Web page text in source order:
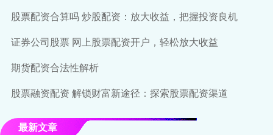
股票配资合算吗 炒股配资：放大收益，把握投资良机
证券公司股票 网上股票配资开户，轻松放大收益
期货配资合法性解析
股票融资配资 解锁财富新途径：探索股票配资渠道
最新文章